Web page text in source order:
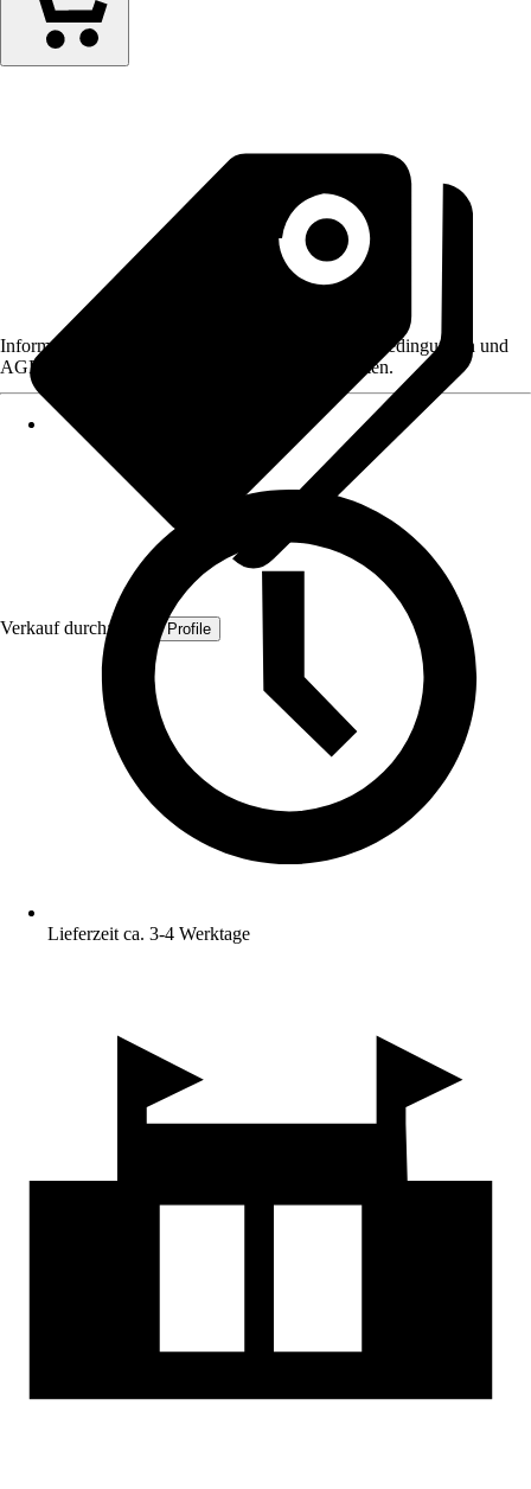
Verkauf durch: Quest Profile
Informationen des Verkäufers, wie z. B. Rückgabebedingungen und
AGB, finden Sie bei Klick auf den Verkäufernamen.
Lieferzeit ca. 3-4 Werktage